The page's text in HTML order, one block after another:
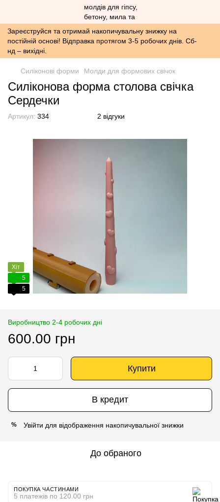
Зареєструйся та отримай накопичувальну знижку на
постійній основі! Відправка протягом 3-5 робочих днів. Сб-
нд – вихідні.
Силіконові форми Молди для формових свічок
Силіконова форма столова свічка
Сердечки
Артикул: 334 2 відгуки
Хіт
5
5
Виробництво 2-4 робочих дні
600.00 грн
Купити
В кредит
% Увійти для відображення накопичувальної знижки
До обраного
ПОКУПКА ЧАСТИНАМИ
5 платежів по 120.00 грн